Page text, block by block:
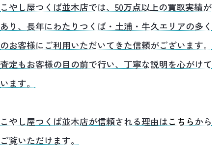
こやし屋つくば並木店では、50万点以上の買取実績が
あり、長年にわたりつくば・土浦・牛久エリアの多く
のお客様にご利用いただいてきた信頼がございます。
査定もお客様の目の前で行い、丁寧な説明を心がけて
います。
こやし屋つくば並木店が信頼される理由はこちらから
ご覧いただけます。